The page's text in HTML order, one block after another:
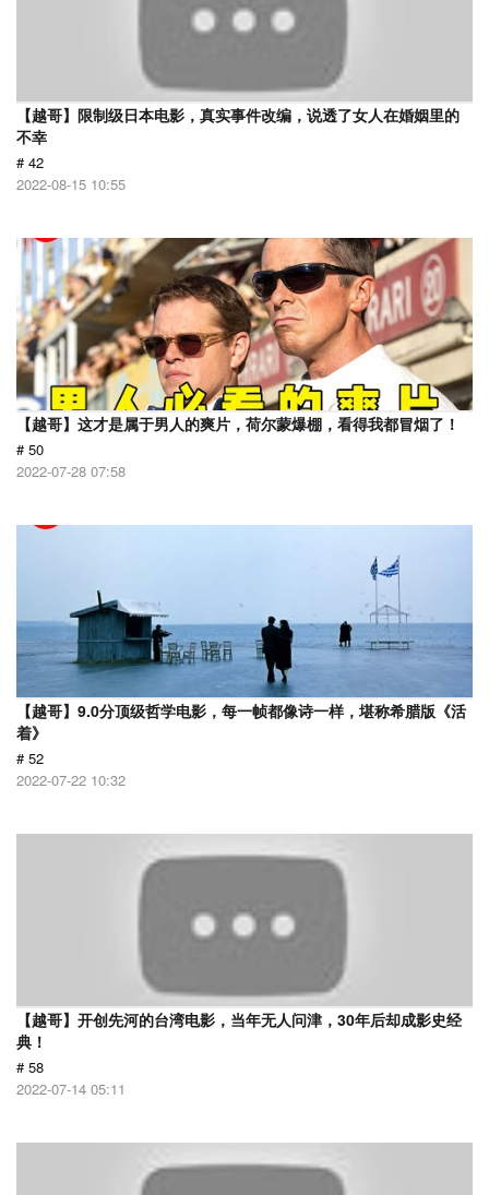
【越哥】限制级日本电影，真实事件改编，说透了女人在婚姻里的
不幸
# 42
2022-08-15 10:55
【越哥】这才是属于男人的爽片，荷尔蒙爆棚，看得我都冒烟了！
# 50
2022-07-28 07:58
【越哥】9.0分顶级哲学电影，每一帧都像诗一样，堪称希腊版《活
着》
# 52
2022-07-22 10:32
【越哥】开创先河的台湾电影，当年无人问津，30年后却成影史经
典！
# 58
2022-07-14 05:11